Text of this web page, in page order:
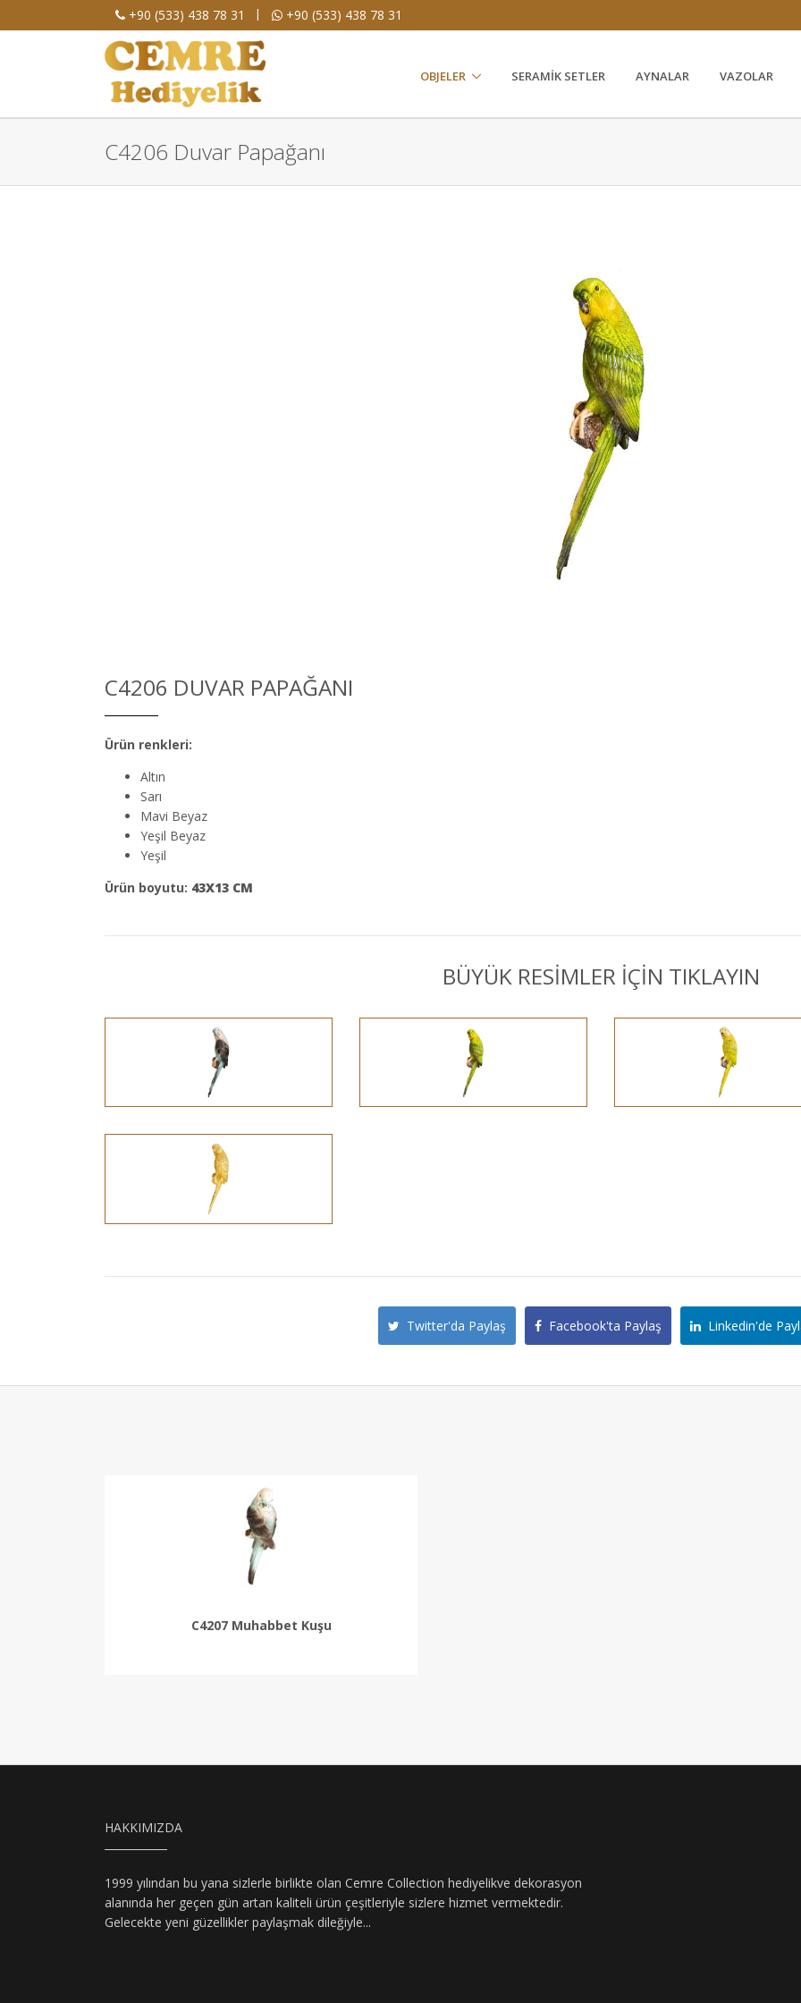
+90 (533) 438 78 31 | +90 (533) 438 78 31
OBJELER SERAMIK SETLER AYNALAR VAZOLAR
C4206 Duvar Papağanı
C4206 DUVAR PAPAĞANI
Ürün renkleri:
Altın
Sarı
Mavi Beyaz
Yeşil Beyaz
Yeşil
Ürün boyutu: 43X13 CM
BÜYÜK RESİMLER İÇİN TIKLAYIN
Twitter'da Paylaş Facebook'ta Paylaş Linkedin'de
C4207 Muhabbet Kuşu
HAKKIMIZDA
1999 yılından bu yana sizlerle birlikte olan Cemre Collection hediyelikve dekorasyon
alanında her geçen gün artan kaliteli ürün çeşitleriyle sizlere hizmet vermektedir.
Gelecekte yeni güzellikler paylaşmak dileğiyle...